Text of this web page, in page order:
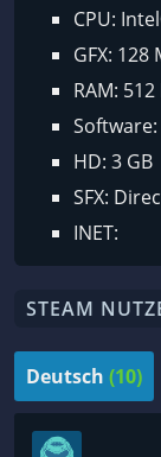
CPU:
GFX: 128
RAM: 512
HD: 3 GB
SFX:
INET:
STEAM
Deutsch (10)